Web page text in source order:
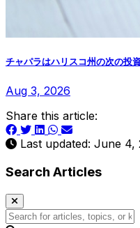
チャパラはハリスコ州の次の投
Aug 3, 2026
Share this article:
Last updated: June 4,
Search Articles